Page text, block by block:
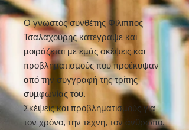
Ο γνωστός συνθέτης Φίλιππος
Τσαλαχούρης κατέγραψε και
μοιράζεται με εμάς σκέψεις και
προβληματισμούς που προέκυψαν
από την συγγραφή της τρίτης
συμφωνίας του.
Σκέψεις και προβληματισμούς για
τον χρόνο, την τέχνη, τον άνθρωπο,